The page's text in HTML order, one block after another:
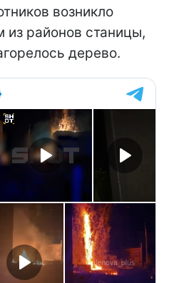
возникло
из районов станицы,
дерево.